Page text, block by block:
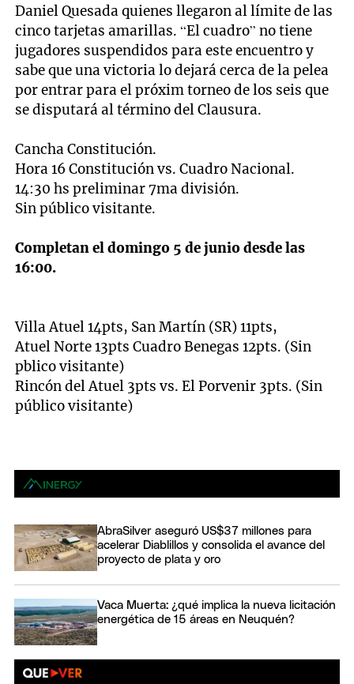
Daniel Quesada quienes llegaron al límite de las
cinco tarjetas amarillas. “El cuadro” no tiene
jugadores suspendidos para este encuentro y
sabe que una victoria lo dejará cerca de la pelea
por entrar para el próxim torneo de los seis que
se disputará al término del Clausura.
Cancha Constitución.
Hora 16 Constitución vs. Cuadro Nacional.
14:30 hs preliminar 7ma división.
Sin público visitante.
Completan el domingo 5 de junio desde las
16:00.
Villa Atuel 14pts, San Martín (SR) 11pts,
Atuel Norte 13pts Cuadro Benegas 12pts. (Sin
pblico visitante)
Rincón del Atuel 3pts vs. El Porvenir 3pts. (Sin
público visitante)
AbraSilver aseguró US$37 millones para
acelerar Diablillos y consolida el avance del
proyecto de plata y oro
Vaca Muerta: ¿qué implica la nueva licitación
energética de 15 áreas en Neuquén?